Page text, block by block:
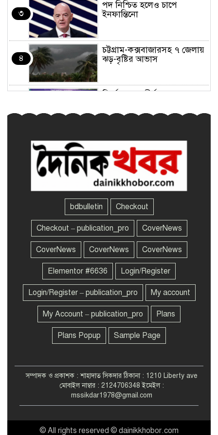
৩
পদ নিশ্চিত হলেও চাপে
ইনফান্তিনো
৪
চট্টগ্রাম-কক্সবাজারসহ ৭ জেলায়
ঝড়-বৃষ্টির আভাস
নির্মোহভাবে শীর্ষ মাদক
স্বরাষ্ট্রমন্ত্রী
শেখ হাসিনার ফাঁসি হোক, সেটা
সমর্থন করি না: কাদের সিদ্দিকী
জয়পুরহাটে চলন্ত ট্রেন থেকে পড়ে
গাড়ির ‘ক্যান্টিন বয়’ নিহত
পিরোজপুরে ফেরিতে উঠতে গিয়ে
গরুসহ নদীতে পিকআপ
ব্যাংকের টাকা চুরি করে
অর্থনীতিকে পঙ্গু করেছে আ.লীগ:
গভর্নর
ঢাবিতে ছাত্রদলের পরিচ্ছন্নতা
অভিযান
bdbulletin Checkout
Checkout – publication_pro CoverNews
CoverNews CoverNews CoverNews
Elementor #6636 Login/Register
Login/Register – publication_pro My account
My Account – publication_pro Plans
Plans Popup Sample Page
সম্পাদক ও প্রকাশক : শাহাদাত সিকদার ঠিকানা : 1210 Liberty ave
মোবাইল নাম্বার : 2124706348 ইমেইল :
mssikdar1978@gmail.com
© All rights reserved © dainikkhobor.com